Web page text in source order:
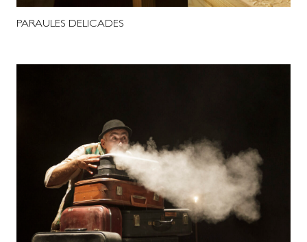
PARAULES DELICADES